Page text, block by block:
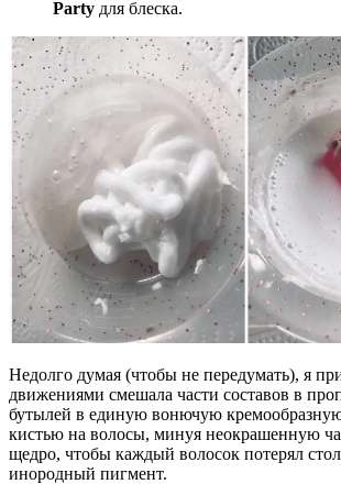
Party для блеска.
Недолго думая (чтобы не передумать), я
движениями смешала части составов в
бутылей в единую вонючую
кистью на волосы, минуя неокрашенную
щедро, чтобы каждый волосок потерял
инородный пигмент.